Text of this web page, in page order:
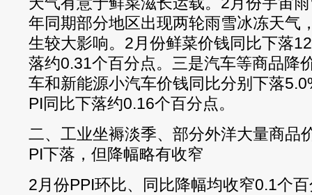
年同期部分地区出现两轮雨雪冰冻天气
生较大影响。2月份鲜菜价钱同比下落
落约0.31个百分点。三是汽车等商品降
车和新能源小汽车价钱同比分别下落
PI同比下落约0.16个百分点。
二、工业坐褥淡季、部分外洋大量商品
PI下落，但降幅略有收窄
2月份PPI环比、同比降幅均收窄0.1个